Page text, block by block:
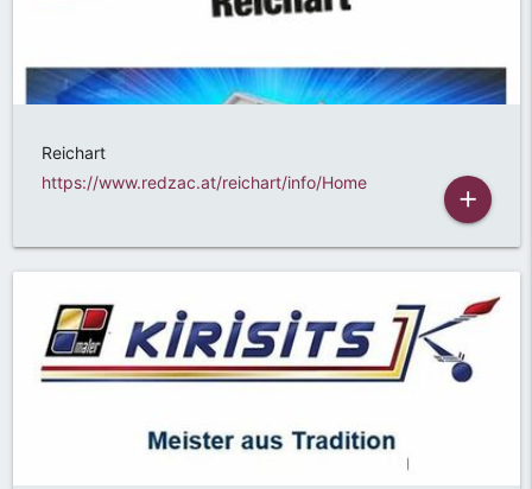
Reichart
https://www.redzac.at/reichart/info/Home
add